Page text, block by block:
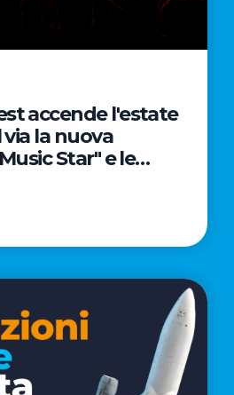
accende l'estate
via la nuova
Star" e le
con
Nation